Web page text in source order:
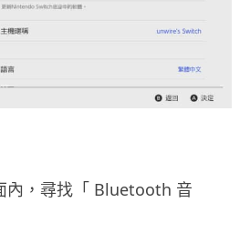
內，尋找「 Bluetooth 音